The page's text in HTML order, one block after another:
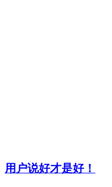
用户说好才是好！